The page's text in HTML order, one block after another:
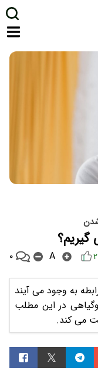
گیریم؟
۲ A ۰
به وجود می آیند
در این مطلب
می کند.